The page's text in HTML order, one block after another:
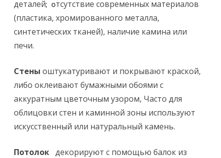
деталей; отсутствие современных материалов
(пластика, хромированного металла,
синтетических тканей), наличие камина или
печи.
Стены оштукатуривают и покрывают краской,
либо оклеивают бумажными обоями с
аккуратным цветочным узором, Часто для
облицовки стен и каминной зоны используют
искусственный или натуральный камень.
Потолок декорируют с помощью балок из